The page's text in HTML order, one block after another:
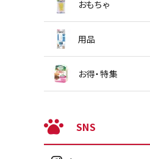
おもちゃ
用品
お得・特集
SNS